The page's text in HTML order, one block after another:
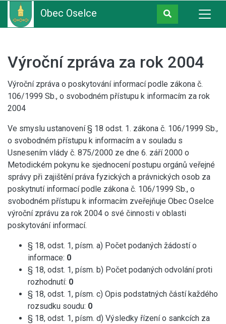
Obec Oselce
Výroční zpráva za rok 2004
Výroční zpráva o poskytování informací podle zákona č.
106/1999 Sb., o svobodném přístupu k informacím za rok
2004
Ve smyslu ustanovení § 18 odst. 1. zákona č. 106/1999 Sb.,
o svobodném přístupu k informacím a v souladu s
Usnesením vlády č. 875/2000 ze dne 6. září 2000 o
Metodickém pokynu ke sjednocení postupu orgánů veřejné
správy při zajištění práva fyzických a právnických osob za
poskytnutí informací podle zákona č. 106/1999 Sb., o
svobodném přístupu k informacím zveřejňuje Obec Oselce
výroční zprávu za rok 2004 o své činnosti v oblasti
poskytování informací.
§ 18, odst. 1, písm. a) Počet podaných žádostí o
informace: 0
§ 18, odst. 1, písm. b) Počet podaných odvolání proti
rozhodnutí: 0
§ 18, odst. 1, písm. c) Opis podstatných částí každého
rozsudku soudu: 0
§ 18, odst. 1, písm. d) Výsledky řízení o sankcích za